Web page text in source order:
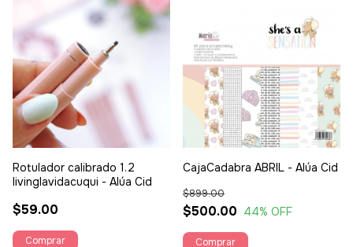
Rotulador calibrado 1.2
livinglavidacuqui - Alúa Cid
$59.00
CajaCadabra ABRIL - Alúa Cid
$500.00
$899.00
44% OFF